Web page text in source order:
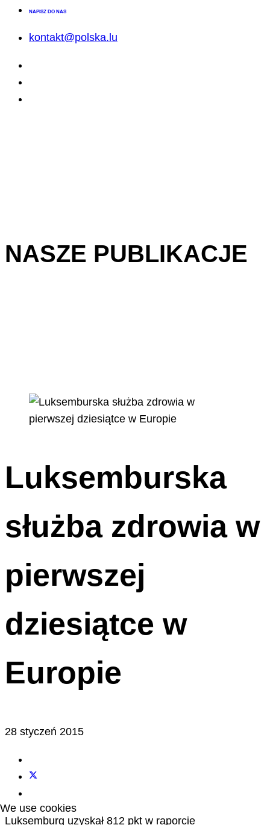
NAPISZ DO NAS
kontakt@polska.lu
NASZE PUBLIKACJE
Luksemburska
służba zdrowia w
pierwszej
dziesiątce w
Europie
28 styczeń 2015
Luksemburg uzyskał 812 pkt w raporcie
We use cookies